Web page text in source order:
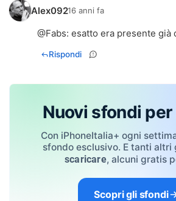
Alex09216 anni fa
@Fabs: esatto era presente già
Rispondi
Nuovi sfondi per
Con iPhoneItalia+ ogni
sfondo esclusivo. E tanti altri
scaricare, alcuni gratis
Scopri gli sfondi